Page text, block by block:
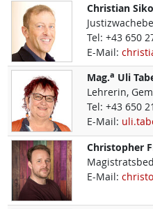
Christian
Tel: +43 650
E-Mail:
Mag.a Uli
Lehrerin,
Tel: +43 650
E-Mail:
Christopher
E-Mail: